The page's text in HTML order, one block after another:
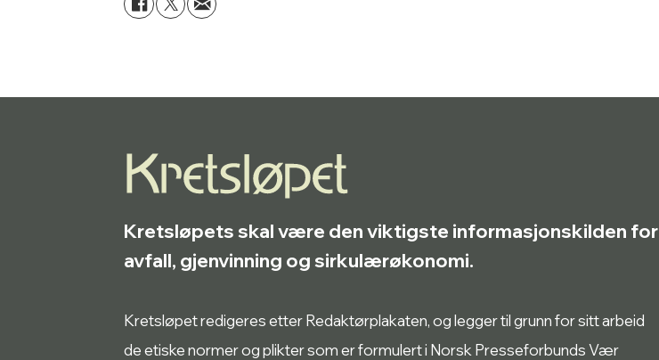
Kretsløpets skal være den viktigste informasjonskilden for
avfall, gjenvinning og sirkulærøkonomi.
Kretsløpet redigeres etter Redaktørplakaten, og legger til grunn for sitt arbeid
de etiske normer og plikter som er formulert i Norsk Presseforbunds Vær